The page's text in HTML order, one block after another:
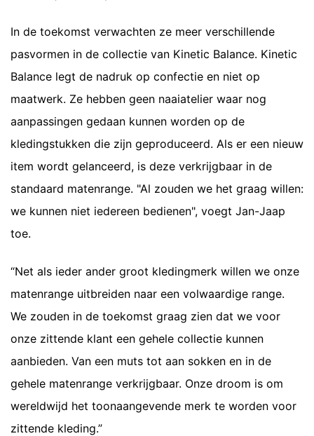
In de toekomst verwachten ze meer verschillende
pasvormen in de collectie van Kinetic Balance. Kinetic
Balance legt de nadruk op confectie en niet op
maatwerk. Ze hebben geen naaiatelier waar nog
aanpassingen gedaan kunnen worden op de
kledingstukken die zijn geproduceerd. Als er een nieuw
item wordt gelanceerd, is deze verkrijgbaar in de
standaard matenrange. "Al zouden we het graag willen:
we kunnen niet iedereen bedienen", voegt Jan-Jaap
toe.
“Net als ieder ander groot kledingmerk willen we onze
matenrange uitbreiden naar een volwaardige range.
We zouden in de toekomst graag zien dat we voor
onze zittende klant een gehele collectie kunnen
aanbieden. Van een muts tot aan sokken en in de
gehele matenrange verkrijgbaar. Onze droom is om
wereldwijd het toonaangevende merk te worden voor
zittende kleding.”